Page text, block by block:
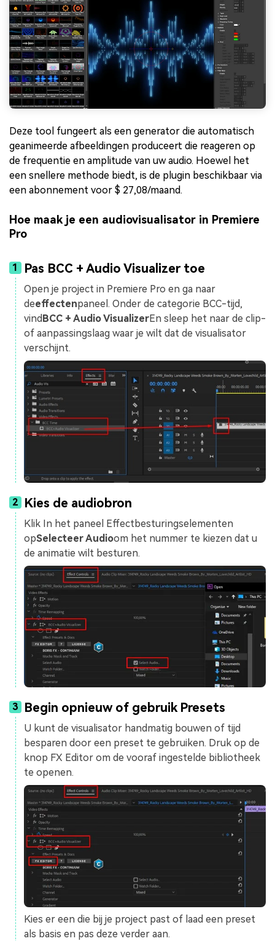
Deze tool fungeert als een generator die automatisch
geanimeerde afbeeldingen produceert die reageren op
de frequentie en amplitude van uw audio. Hoewel het
een snellere methode biedt, is de plugin beschikbaar via
een abonnement voor $ 27,08/maand.
Hoe maak je een audiovisualisator in Premiere
Pro
1 Pas BCC + Audio Visualizer toe
Open je project in Premiere Pro en ga naar
deeffectenpaneel. Onder de categorie BCC-tijd,
vind BCC + Audio VisualizerEn sleep het naar de clip-
of aanpassingslaag waar je wilt dat de visualisator
verschijnt.
2 Kies de audiobron
Klik In het paneel Effectbesturingselementen
opSelecteer Audioom het nummer te kiezen dat u
de animatie wilt besturen.
3 Begin opnieuw of gebruik Presets
U kunt de visualisator handmatig bouwen of tijd
besparen door een preset te gebruiken. Druk op de
knop FX Editor om de vooraf ingestelde bibliotheek
te openen.
Kies er een die bij je project past of laad een preset
als basis en pas deze verder aan.